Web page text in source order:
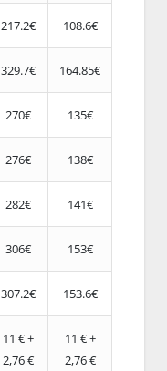
217.2€ 108.6€
329.7€ 164.85€
270€ 135€
276€ 138€
282€ 141€
306€ 153€
307.2€ 153.6€
11 € +
2,76 €
11 € +
2,76 €